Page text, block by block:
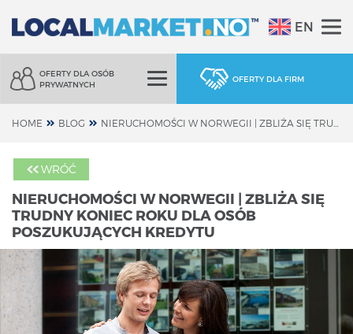
EN
OFERTY DLA OSÓB
PRYWATNYCH
OFERTY DLA FIRM
HOME BLOG
WRÓĆ
NIERUCHOMOŚCI W NORWEGII | ZBLIŻA SIĘ
TRUDNY KONIEC ROKU DLA OSÓB
POSZUKUJĄCYCH KREDYTU